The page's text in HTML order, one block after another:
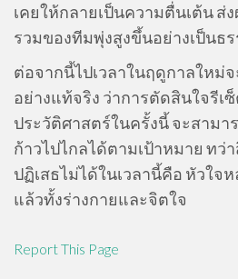
เคยให้กลายเป็นความตื่นเต้น ส่
รวมของทีมพุ่งสูงขึ้นอย่างเป็นธ
ต่อจากนี้ไปเวลาในฤดูกาลใหม่
อย่างแท้จริง ว่าการตัดสินใจรีเ
ประวัติศาสตร์ในครั้งนี้ จะสาม
ก้าวไปไกลได้ตามเป้าหมาย ทว่
ปฏิเสธไม่ได้ในเวลานี้คือ หัวใจ
แล้วทั้งร่างกายและจิตใจ
Report This Page